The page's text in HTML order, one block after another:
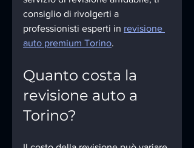
consiglio di rivolgerti a
professionisti esperti in revisione
auto premium Torino.
Quanto costa la
revisione auto a
Torino?